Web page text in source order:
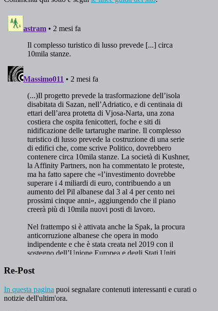
Re-Post
In questa pagina puoi segnalare contenuti interessanti e curati o
notizie dell'ultim'ora.